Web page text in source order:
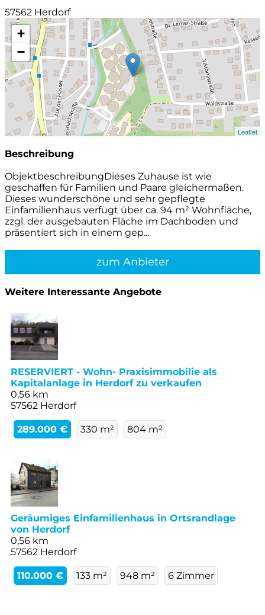
57562 Herdorf
+
−
Leaflet
Beschreibung
ObjektbeschreibungDieses Zuhause ist wie
geschaffen für Familien und Paare gleichermaßen.
Dieses wunderschöne und sehr gepflegte
Einfamilienhaus verfügt über ca. 94 m² Wohnfläche,
zzgl. der ausgebauten Fläche im Dachboden und
präsentiert sich in einem gep...
zum Anbieter
Weitere Interessante Angebote
RESERVIERT - Wohn- Praxisimmobilie als
Kapitalanlage in Herdorf zu verkaufen
0,56 km
57562 Herdorf
289.000 € 330 m² 804 m²
Geräumiges Einfamilienhaus in Ortsrandlage
von Herdorf
0,56 km
57562 Herdorf
110.000 € 133 m² 948 m² 6 Zimmer